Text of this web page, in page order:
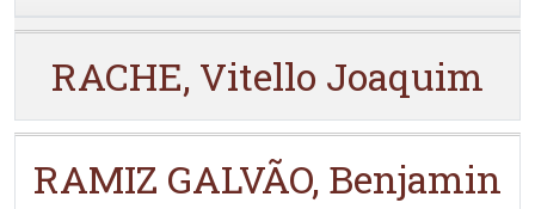
RACHE, Vitello Joaquim
RAMIZ GALVÃO, Benjamin